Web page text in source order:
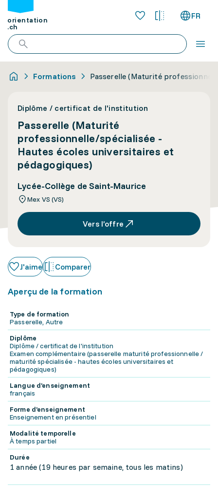
orientation
.ch
FR
Formations Passerelle (Maturité
Diplôme / certificat de l'institution
Passerelle (Maturité
professionnelle/spécialisée -
Hautes écoles universitaires et
pédagogiques)
Lycée-Collège de Saint-Maurice
Mex VS (VS)
Vers l’offre
J'aime Comparer
Aperçu de la formation
Type de formation
Passerelle, Autre
Diplôme
Diplôme / certificat de l'institution
Examen complémentaire (passerelle maturité professionnelle /
maturité spécialisée - hautes écoles universitaires et
pédagogiques)
Langue d'enseignement
français
Forme d'enseignement
Enseignement en présentiel
Modalité temporelle
À temps partiel
Durée
1 année (19 heures par semaine, tous les matins)